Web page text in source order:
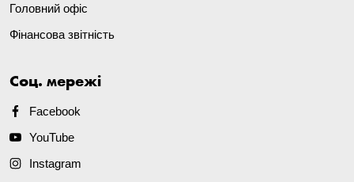
Головний офіс
Фінансова звітність
Соц. мережі
Facebook
YouTube
Instagram